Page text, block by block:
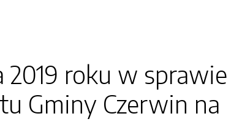
2019 roku w sprawie
Gminy Czerwin na